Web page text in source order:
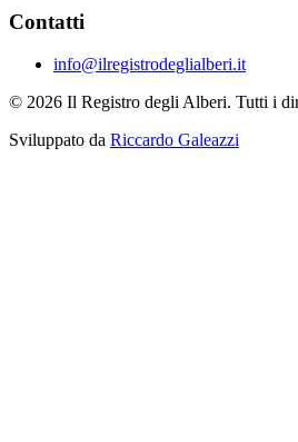
Contatti
info@ilregistrodeglialberi.it
© 2026 Il Registro degli Alberi. Tutti i
Sviluppato da Riccardo Galeazzi